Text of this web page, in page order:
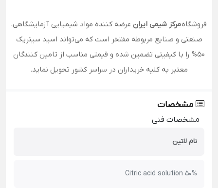
فروشگاهمرکز شیمی ایران عرضه کننده مواد شیمیایی آزمایشگاهی،
صنعتی و صنایع مربوطه مفتخر است که می‌تواند اسید سیتریک
50% را با کیفیتی تضمین شده و قیمتی مناسب از تامین کنندگان
معتبر به کلیه خریداران در سراسر کشور تحویل نماید.
مشخصات
مشخصات فنی
نام لاتین
Citric acid solution 50%